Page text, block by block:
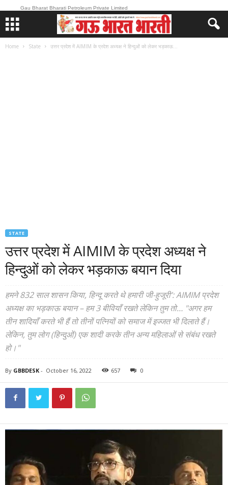
Gau Bharat Bharati Petroleum Private Limited
Home State उत्तर प्रदेश में AIMIM के प्रदेश अध्यक्ष ने हिन्दुओं को लेकर भड़काऊ...
STATE
उत्तर प्रदेश में AIMIM के प्रदेश अध्यक्ष ने
हिन्दुओं को लेकर भड़काऊ बयान दिया
हमने 832 साल शासन किया, हिन्दू करते थे हमारी जी-हुजूरी’: AIMIM प्रदेश
अध्यक्ष का भड़काऊ बयान – हम 3 बीवियाँ रखते लेकिन तुम तो… "अगर हम
तीन शादियाँ करते भी हैं तो तीनों पत्नियों को समाज में इज्जत भी दिलाते हैं।
लेकिन, तुम लोग (हिन्दुओं) एक शादी करके तीन अन्य महिलाओं से संबंध रखते
हो।"
By GBBDESK - October 16, 2022 657 0